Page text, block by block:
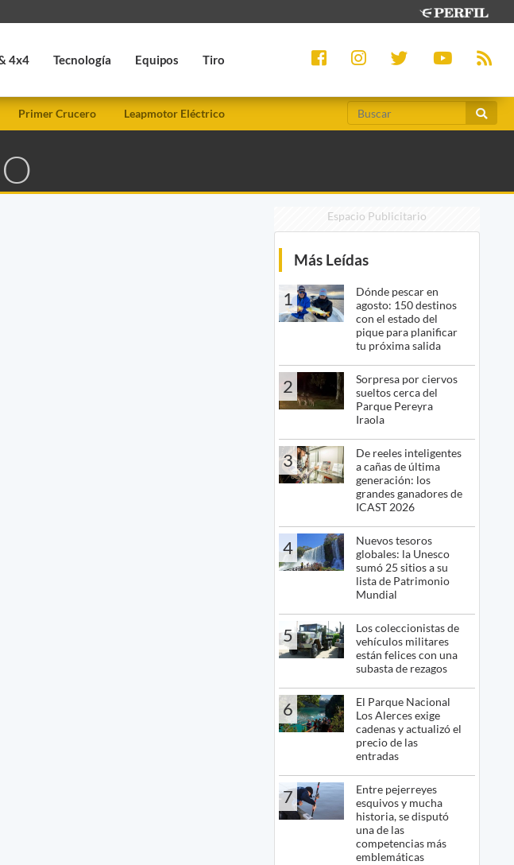
4x4 Tecnología Equipos Tiro
Primer Crucero Leapmotor Eléctrico
Espacio Publicitario
Más Leídas
1
Dónde pescar en
agosto: 150 destinos
con el estado del
pique para planificar
tu próxima salida
2
Sorpresa por ciervos
sueltos cerca del
Parque Pereyra
Iraola
3
De reeles inteligentes
a cañas de última
generación: los
grandes ganadores de
ICAST 2026
4
Nuevos tesoros
globales: la Unesco
sumó 25 sitios a su
lista de Patrimonio
Mundial
5
Los coleccionistas de
vehículos militares
están felices con una
subasta de rezagos
6
El Parque Nacional
Los Alerces exige
cadenas y actualizó el
precio de las
entradas
7
Entre pejerreyes
esquivos y mucha
historia, se disputó
una de las
competencias más
emblemáticas